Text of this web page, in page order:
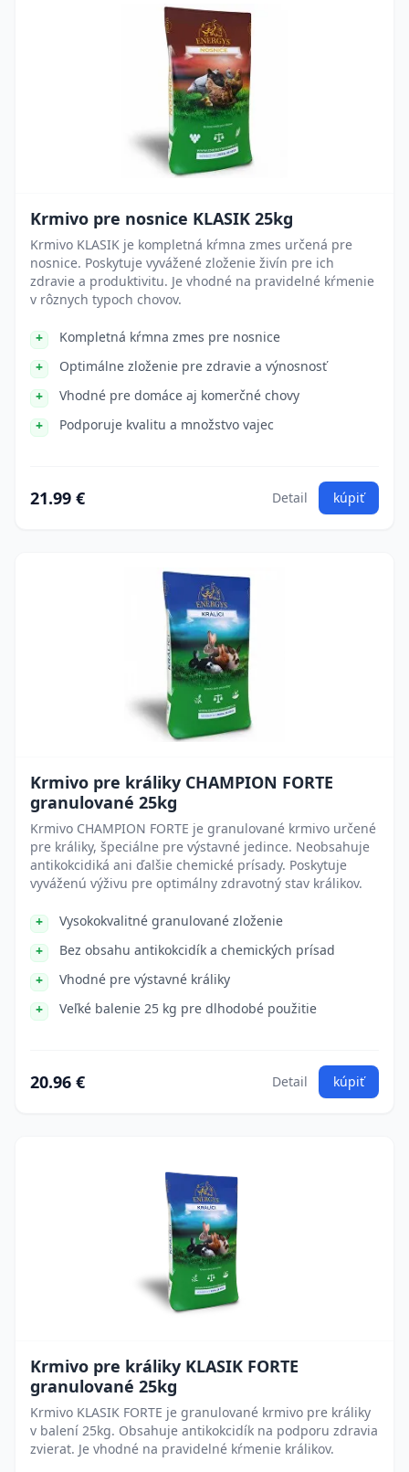
Krmivo pre nosnice KLASIK 25kg
Krmivo KLASIK je kompletná kŕmna zmes určená pre
nosnice. Poskytuje vyvážené zloženie živín pre ich
zdravie a produktivitu. Je vhodné na pravidelné kŕmenie
v rôznych typoch chovov.
Kompletná kŕmna zmes pre nosnice
Optimálne zloženie pre zdravie a výnosnosť
Vhodné pre domáce aj komerčné chovy
Podporuje kvalitu a množstvo vajec
21.99 € Detail kúpiť
Krmivo pre králiky CHAMPION FORTE
granulované 25kg
Krmivo CHAMPION FORTE je granulované krmivo určené
pre králiky, špeciálne pre výstavné jedince. Neobsahuje
antikokcidiká ani ďalšie chemické prísady. Poskytuje
vyváženú výživu pre optimálny zdravotný stav králikov.
Vysokokvalitné granulované zloženie
Bez obsahu antikokcidík a chemických prísad
Vhodné pre výstavné králiky
Veľké balenie 25 kg pre dlhodobé použitie
20.96 € Detail kúpiť
Krmivo pre králiky KLASIK FORTE
granulované 25kg
Krmivo KLASIK FORTE je granulované krmivo pre králiky
v balení 25kg. Obsahuje antikokcidík na podporu zdravia
zvierat. Je vhodné na pravidelné kŕmenie králikov.